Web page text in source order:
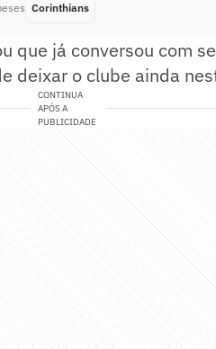
Corinthians
que já conversou com
deixar o clube ainda
CONTINUA
APÓS A
PUBLICIDADE